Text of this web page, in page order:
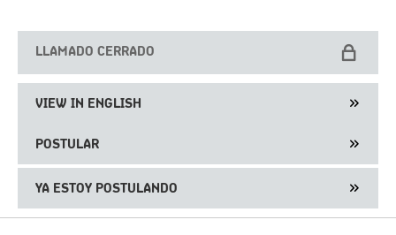
LLAMADO CERRADO
VIEW IN ENGLISH
POSTULAR
YA ESTOY POSTULANDO